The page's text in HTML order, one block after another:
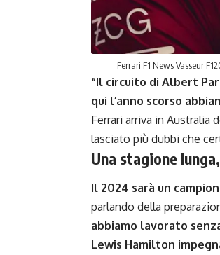
Ferrari F1 News Vasseur
“Il circuito di Albert
qui l’anno scorso
Ferrari arriva in Australia
lasciato più dubbi che
Una stagione
Il 2024 sarà un
parlando della
abbiamo lavorato
Lewis Hamilton